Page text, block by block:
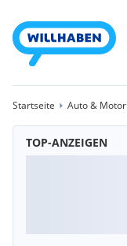
Startseite Auto & Motor
TOP-ANZEIGEN